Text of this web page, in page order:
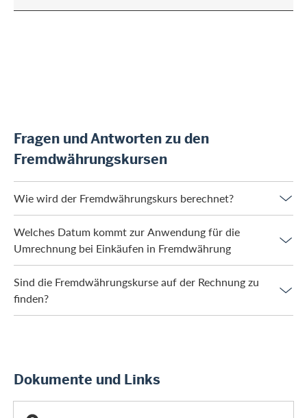
Fragen und Antworten zu den
Fremdwährungskursen
Wie wird der Fremdwährungskurs berechnet?
Welches Datum kommt zur Anwendung für die
Umrechnung bei Einkäufen in Fremdwährung
Sind die Fremdwährungskurse auf der Rechnung zu
finden?
Dokumente und Links